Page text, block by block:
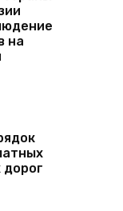
на
дорог